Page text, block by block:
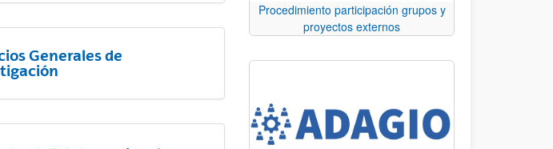
Generales de
Procedimiento participación grupos y
proyectos externos